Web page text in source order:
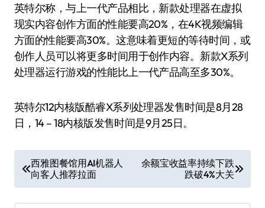
英特尔称，与上一代产品相比，新款处理器在虚拟
现实内容创作方面的性能要高20%，在4K视频编辑
方面的性能要高30%。这意味着更短的等待时间，或
创作人员可以将更多时间用于创作内容。新款X系列
处理器运行游戏的性能比上一代产品高至多30%。
英特尔12内核版酷睿X系列处理器发售时间是8月28
日，14 – 18内核版发售时间是9月25日。
章
导
西雅图餐馆用AI机器人
向客人推荐拉面
余额宝收益率持续下跌
跌破4%大关